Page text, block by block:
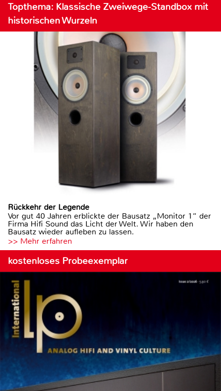
Topthema: Klassische Zweiwege-Standbox mit
historischen Wurzeln
Rückkehr der Legende
Vor gut 40 Jahren erblickte der Bausatz „Monitor 1“ der
Firma Hifi Sound das Licht der Welt. Wir haben den
Bausatz wieder aufleben zu lassen.
>> Mehr erfahren
kostenloses Probeexemplar